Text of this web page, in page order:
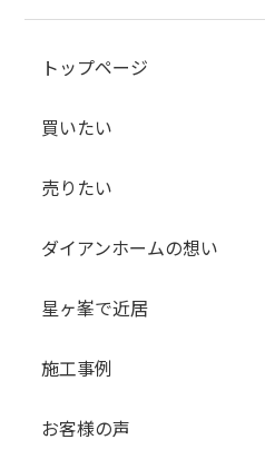
トップページ
買いたい
売りたい
ダイアンホームの想い
星ヶ峯で近居
施工事例
お客様の声